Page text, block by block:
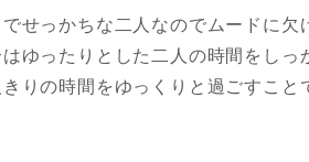
せっかちな二人なのでムードに欠
ゆったりとした二人の時間をしっ
りの時間をゆっくりと過ごすこと